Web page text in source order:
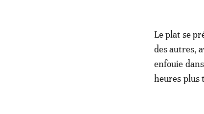
Le plat se
des autres,
enfouie
heures plus